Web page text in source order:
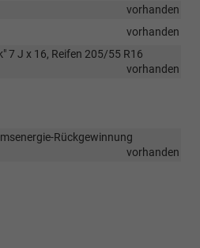
vorhanden
vorhanden
7 J x 16, Reifen 205/55 R16
vorhanden
Rückgewinnung
vorhanden